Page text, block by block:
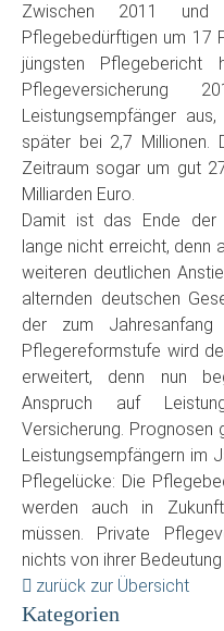
Zwischen 2011
Pflegebedürftigen um 17
jüngsten Pflegebericht
Leistungsempfänger
später bei 2,7 Millionen.
Zeitraum sogar um gut
Milliarden Euro.
Damit ist das Ende der
lange nicht erreicht, denn
weiteren deutlichen
alternden deutschen
der zum
Pflegereformstufe wird
erweitert, denn nun
Anspruch auf
Versicherung. Prognosen
Leistungsempfängern im
Pflegelücke: Die
werden auch in
müssen. Private
nichts von ihrer
zurück zur Übersicht
Kategorien